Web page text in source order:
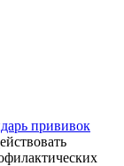
прививок